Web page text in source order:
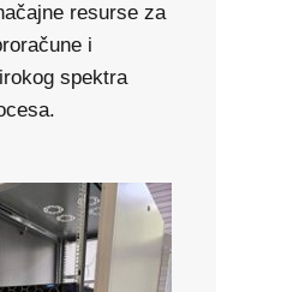
resurse za
i
spektra